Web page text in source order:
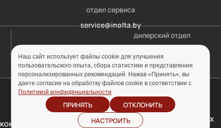
отдел сервиса
service@inolta.by
дилерский отдел
© ООО «Инолта» 2010-2026 г. УНП 691302759
Политика
конфиденциальности
Отзыв согласия на
обработку персональных
Наш сайт использует файлы cookie для улучшения
пользовательского опыта, сбора статистики и представления
персонализированных рекомендаций. Нажав «Принять», вы
даете согласие на обработку файлов cookie в соответствии с
Политикой конфиденциальности
ПРИНЯТЬ
ОТКЛОНИТЬ
НАСТРОИТЬ